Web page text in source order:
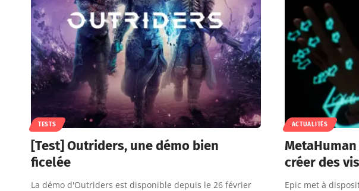
TESTS
[Test] Outriders, une démo bien
ficelée
La démo d'Outriders est disponible depuis le 26 février
ACTUALITÉS
créer des
Epic met à